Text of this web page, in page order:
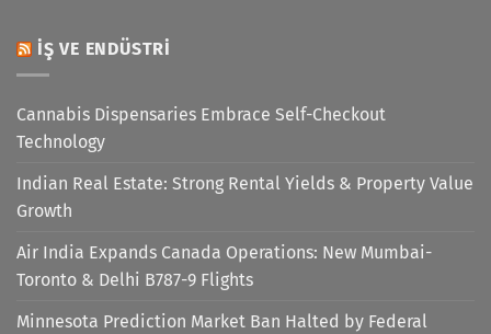
İŞ VE ENDÜSTRI
Cannabis Dispensaries Embrace Self-Checkout
Technology
Indian Real Estate: Strong Rental Yields & Property Value
Growth
Air India Expands Canada Operations: New Mumbai-
Toronto & Delhi B787-9 Flights
Minnesota Prediction Market Ban Halted by Federal